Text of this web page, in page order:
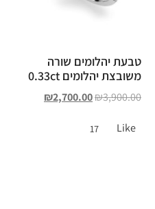
טבעת יהלומים שורה
משובצת יהלומים 0.33ct
₪3,900.00
₪2,700.00
Like
17